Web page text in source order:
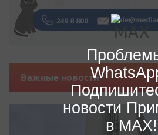
Важные новости
новости
в MAX!